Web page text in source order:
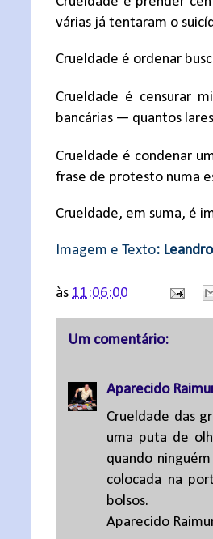
várias já tentaram o
Crueldade é ordenar
Crueldade é censurar
bancárias — quantos
Crueldade é condenar
frase de protesto numa
Crueldade, em suma, é
Imagem e Texto:
às 11:06:00
Um comentário:
Aparecido
Crueldade das
uma puta de
quando
colocada na
bolsos.
Aparecido